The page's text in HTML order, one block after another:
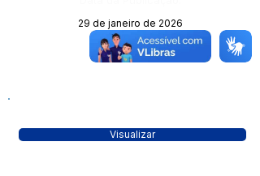
29 de janeiro de 2026
Órgão:
Visualizar